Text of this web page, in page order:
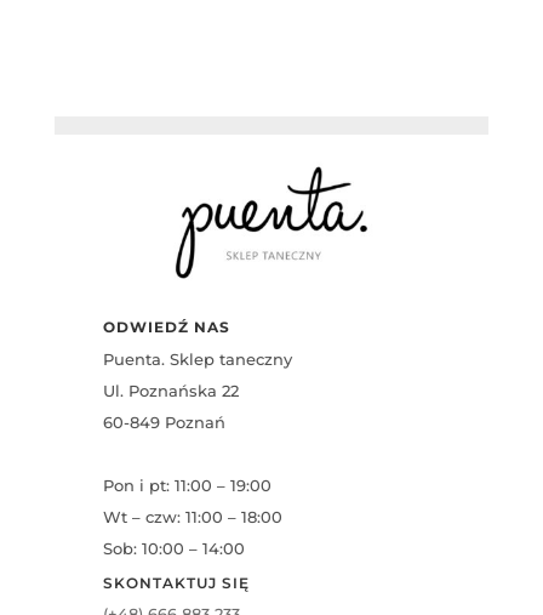
ODWIEDŹ NAS
Puenta. Sklep taneczny
Ul. Poznańska 22
60-849 Poznań
Pon i pt: 11:00 – 19:00
Wt – czw: 11:00 – 18:00
Sob: 10:00 – 14:00
SKONTAKTUJ SIĘ